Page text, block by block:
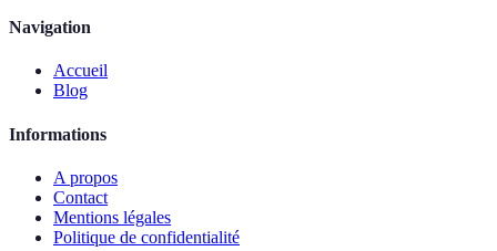
Navigation
Accueil
Blog
Informations
A propos
Contact
Mentions légales
Politique de confidentialité